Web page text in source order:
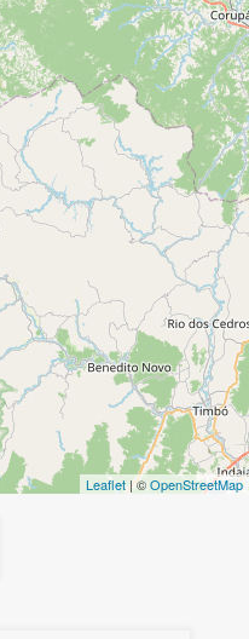
Leaflet| ©OpenStreetMap